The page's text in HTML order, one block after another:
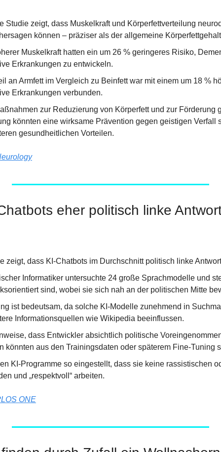
Studie zeigt, dass Muskelkraft und Körperfettverteilung
können – präziser als der allgemeine
Muskelkraft hatten ein um 26 % geringeres Risiko,
Erkrankungen zu entwickeln.
an Armfett im Vergleich zu Beinfett war mit einem um 18 %
Erkrankungen verbunden.
zur Reduzierung von Körperfett und zur Förderung
könnten eine wirksame Prävention gegen geistigen Verfall
gesundheitlichen Vorteilen.
eher politisch linke
zeigt, dass KI-Chatbots im Durchschnitt politisch linke
Informatiker untersuchte 24 große Sprachmodelle und
sind, wobei sie sich nah an der politischen Mitte
ist bedeutsam, da solche KI-Modelle zunehmend in
Informationsquellen wie Wikipedia beeinflussen.
dass Entwickler absichtlich politische
könnten aus den Trainingsdaten oder späterem Fine-Tuning
KI-Programme so eingestellt, dass sie keine rassistischen
und „respektvoll“ arbeiten.
ONE